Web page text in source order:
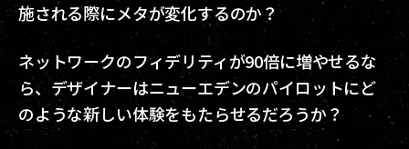
施される際にメタが変化するのか？
ネットワークのフィデリティが90倍に増やせるな
ら、デザイナーはニューエデンのパイロットにど
のような新しい体験をもたらせるだろうか？